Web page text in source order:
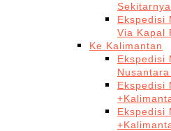
Sekitarnya
Ekspedisi
Via Kapal
Ke Kalimantan
Ekspedisi
Ekspedisi
Ekspedisi